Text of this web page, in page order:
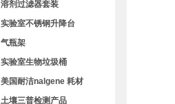
溶剂过滤器套装
实验室不锈钢升降台
气瓶架
实验室生物垃圾桶
美国耐洁nalgene 耗材
土壤三普检测产品